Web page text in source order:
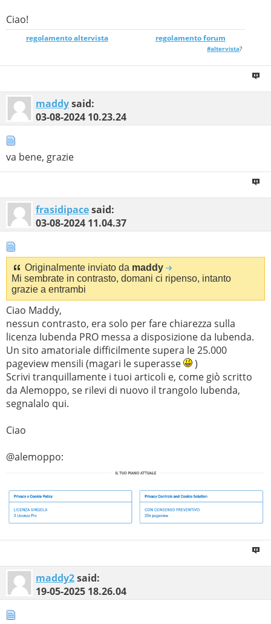
Ciao!
regolamento altervista_______________ regolamento forum
#altervista?
maddysaid:
03-08-2024 10.23.24
va bene, grazie
frasidipacesaid:
03-08-2024 11.04.37
Originalmente inviato da maddy
Mi sembrate in contrasto, domani ci ripenso, intanto
grazie a entrambi
Ciao Maddy,
nessun contrasto, era solo per fare chiarezza sulla
licenza Iubenda PRO messa a disposizione da Iubenda.
Un sito amatoriale difficilmente supera le 25.000
pageview mensili (magari le superasse
)
Scrivi tranquillamente i tuoi articoli e, come giò scritto
da Alemoppo, se rilevi di nuovo il trangolo Iubenda,
segnalalo qui.
Ciao
@alemoppo:
maddy2said:
19-05-2025 18.26.04